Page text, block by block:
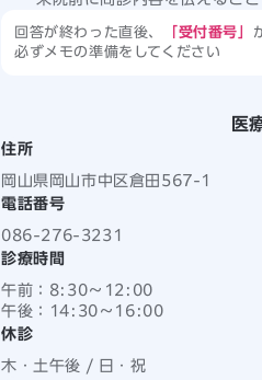
回答が終わった直後、 「受付番号」
必ずメモの準備をしてください
医
住所
岡山県岡山市中区倉田567-1
電話番号
086-276-3231
診療時間
午前： 8:30〜 12:00
午後：
14:30 〜 16:00
休診
木・土午後 / 日・祝